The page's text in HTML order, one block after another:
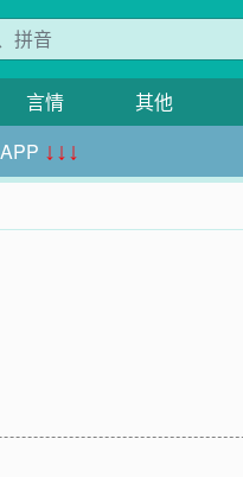
言情 其他
↓↓↓